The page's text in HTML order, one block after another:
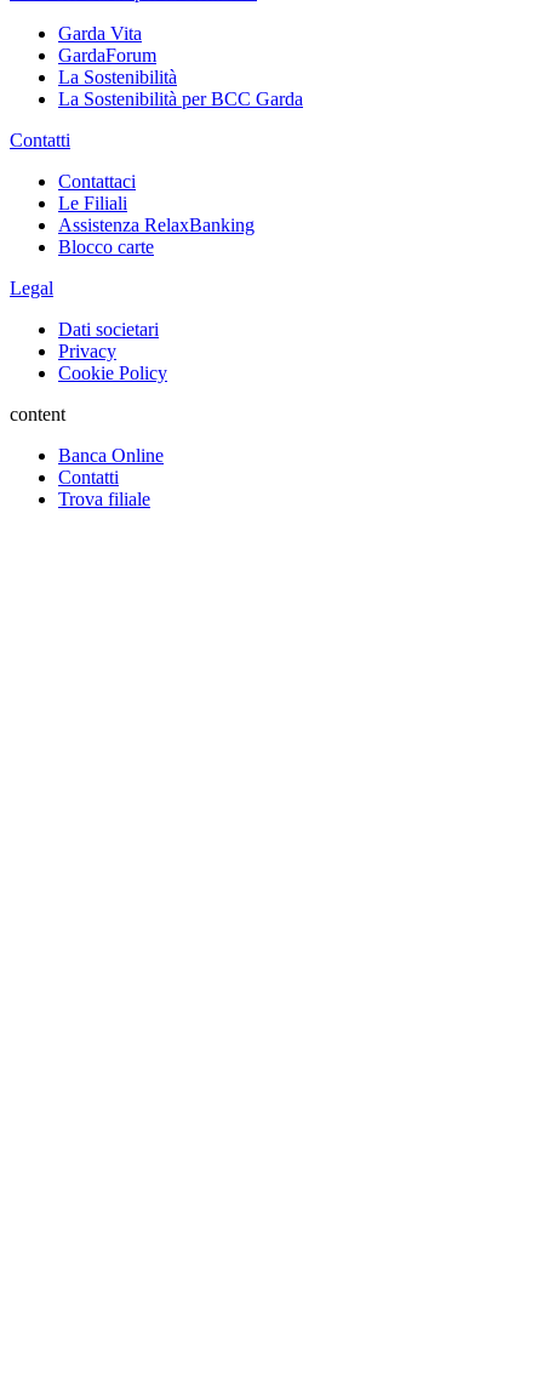
Garda Vita
GardaForum
La Sostenibilità
La Sostenibilità per BCC Garda
Contatti
Contattaci
Le Filiali
Assistenza RelaxBanking
Blocco carte
Legal
Dati societari
Privacy
Cookie Policy
content
Banca Online
Contatti
Trova filiale